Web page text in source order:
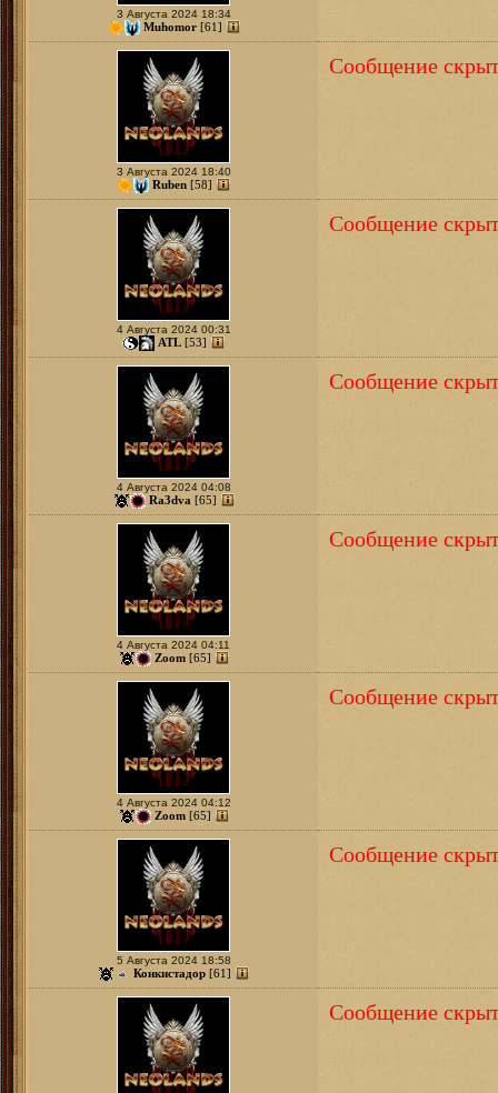
3 Августа 2024 18:34
Muhomor [61]
3 Августа 2024 18:40
Ruben [58]
Сообщение
4 Августа 2024 00:31
ATL [53]
Сообщение
4 Августа 2024 04:08
Ra3dva [65]
Сообщение
4 Августа 2024 04:11
Zoom [65]
Сообщение
4 Августа 2024 04:12
Zoom [65]
Сообщение
5 Августа 2024 18:58
Конкистадор [61]
Сообщение
Сообщение